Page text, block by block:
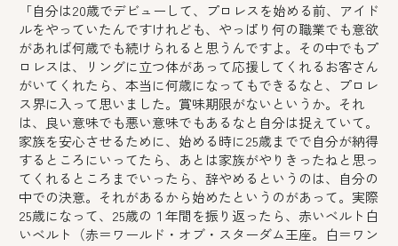
「自分は20歳でデビューして、プロレスを始める前、アイド
ルをやっていたんですけれども、やっぱり何の職業でも意欲
があれば何歳でも続けられると思うんですよ。その中でもプ
ロレスは、リングに立つ体があって応援してくれるお客さん
がいてくれたら、本当に何歳になってもできるなと、プロレ
ス界に入って思いました。賞味期限がないというか。それ
は、良い意味でも悪い意味でもあるなと自分は捉えていて。
家族を安心させるために、始める時に25歳までで自分が納得
するところにいってたら、あとは家族がやりきったねと思っ
てくれるところまでいったら、辞やめるというのは、自分の
中での決意。それがあるから始めたというのがあって。実際
25歳になって、25歳の１年間を振り返ったら、赤いベルト白
いベルト（赤＝ワールド・オブ・スターダム王座。白＝ワン